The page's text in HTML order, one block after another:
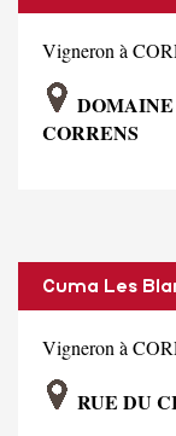
Vigneron à
DOMAINE
CORRENS
Cuma Les
Vigneron à
RUE DU